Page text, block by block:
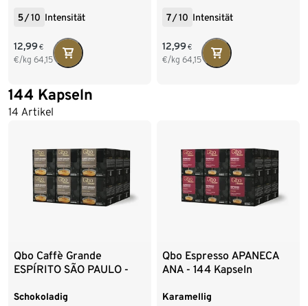
5/10 Intensität
12,99 €
€/kg 64,15
7/10 Intensität
12,99 €
€/kg 64,15
144 Kapseln
14 Artikel
Qbo Caffè Grande
ESPÍRITO SÃO PAULO -
Schokoladig
Qbo Espresso APANECA
ANA - 144 Kapseln
Karamellig